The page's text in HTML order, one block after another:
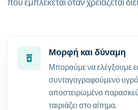
Μορφή και δύναμη
Μπορούμε να ελέγξουμε
συνταγογραφούμενο
αποστειρωμένο
ταιριάζει στο αίτημα.